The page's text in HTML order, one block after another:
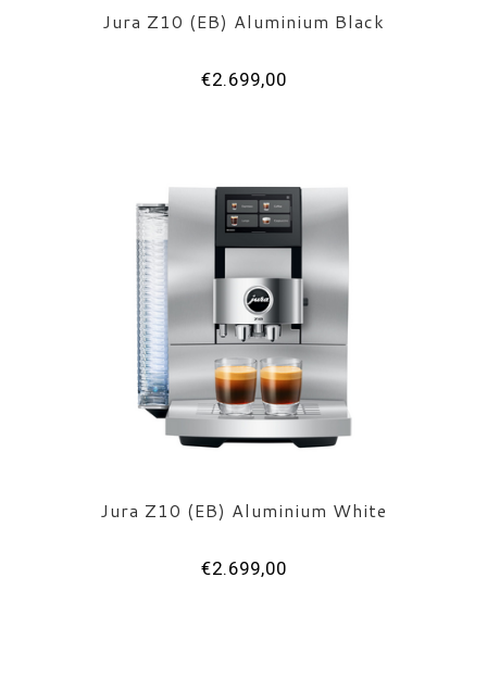
Jura Z10 (EB) Aluminium Black
€2.699,00
Jura Z10 (EB) Aluminium White
€2.699,00